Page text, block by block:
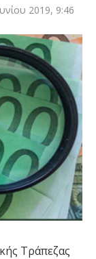
2019, 9:46
Τράπεζας